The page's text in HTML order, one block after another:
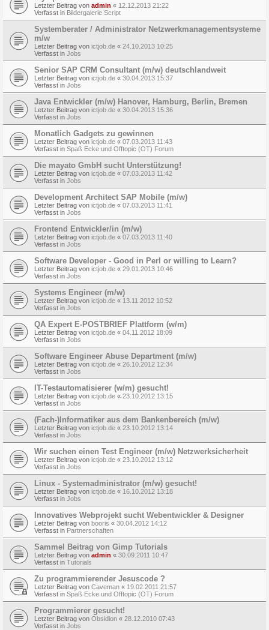
Letzter Beitrag von admin « 12.12.2013 21:22
Verfasst in Bildergalerie Script
Systemberater / Administrator Netzwerkmanagementsysteme
m/w
Letzter Beitrag von ictjob.de « 24.10.2013 10:25
Verfasst in Jobs
Senior SAP CRM Consultant (m/w) deutschlandweit
Letzter Beitrag von ictjob.de « 30.04.2013 15:37
Verfasst in Jobs
Java Entwickler (m/w) Hanover, Hamburg, Berlin, Bremen
Letzter Beitrag von ictjob.de « 30.04.2013 15:36
Verfasst in Jobs
Monatlich Gadgets zu gewinnen
Letzter Beitrag von ictjob.de « 07.03.2013 11:43
Verfasst in Spaß Ecke und Offtopic (OT) Forum
Die mayato GmbH sucht Unterstützung!
Letzter Beitrag von ictjob.de « 07.03.2013 11:42
Verfasst in Jobs
Development Architect SAP Mobile (m/w)
Letzter Beitrag von ictjob.de « 07.03.2013 11:41
Verfasst in Jobs
Frontend Entwickler/in (m/w)
Letzter Beitrag von ictjob.de « 07.03.2013 11:40
Verfasst in Jobs
Software Developer - Good in Perl or willing to Learn?
Letzter Beitrag von ictjob.de « 29.01.2013 10:46
Verfasst in Jobs
Systems Engineer (m/w)
Letzter Beitrag von ictjob.de « 13.11.2012 10:52
Verfasst in Jobs
QA Expert E-POSTBRIEF Plattform (w/m)
Letzter Beitrag von ictjob.de « 04.11.2012 18:09
Verfasst in Jobs
Software Engineer Abuse Department (m/w)
Letzter Beitrag von ictjob.de « 26.10.2012 12:34
Verfasst in Jobs
IT-Testautomatisierer (w/m) gesucht!
Letzter Beitrag von ictjob.de « 23.10.2012 13:15
Verfasst in Jobs
(Fach-)Informatiker aus dem Bankenbereich (m/w)
Letzter Beitrag von ictjob.de « 23.10.2012 13:14
Verfasst in Jobs
Wir suchen einen Test Engineer (m/w) Netzwerksicherheit
Letzter Beitrag von ictjob.de « 23.10.2012 13:12
Verfasst in Jobs
Linux - Systemadministrator (m/w) gesucht!
Letzter Beitrag von ictjob.de « 16.10.2012 13:18
Verfasst in Jobs
Innovatives Webprojekt sucht Webentwickler & Designer
Letzter Beitrag von booris « 30.04.2012 14:12
Verfasst in Partnerschaften
Sammel Beitrag von Gimp Tutorials
Letzter Beitrag von admin « 30.09.2011 10:47
Verfasst in Tutorials
Zu programmierender Jesuscode ?
Letzter Beitrag von Caveman « 19.02.2011 21:57
Verfasst in Spaß Ecke und Offtopic (OT) Forum
Programmierer gesucht!
Letzter Beitrag von Obsidion « 28.12.2010 07:43
Verfasst in Jobs